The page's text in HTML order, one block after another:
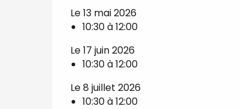
Le 13 mai 2026
10:30 à 12:00
Le 17 juin 2026
10:30 à 12:00
Le 8 juillet 2026
10:30 à 12:00